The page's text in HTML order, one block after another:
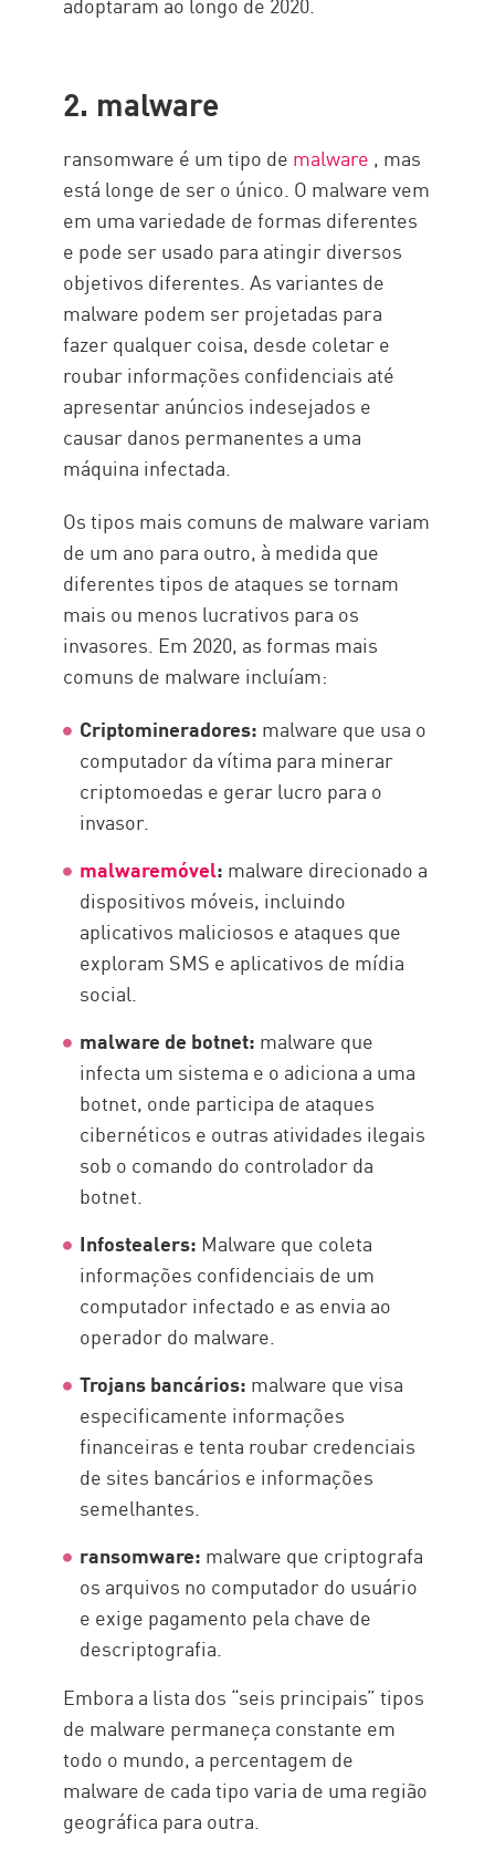
2. malware
ransomware é um tipo de malware , mas
está longe de ser o único. O malware vem
em uma variedade de formas diferentes
e pode ser usado para atingir diversos
objetivos diferentes. As variantes de
malware podem ser projetadas para
fazer qualquer coisa, desde coletar e
roubar informações confidenciais até
apresentar anúncios indesejados e
causar danos permanentes a uma
máquina infectada.
Os tipos mais comuns de malware variam
de um ano para outro, à medida que
diferentes tipos de ataques se tornam
mais ou menos lucrativos para os
invasores. Em 2020, as formas mais
comuns de malware incluíam:
Criptomineradores: malware que usa o
computador da vítima para minerar
criptomoedas e gerar lucro para o
invasor.
malwaremóvel: malware direcionado a
dispositivos móveis, incluindo
aplicativos maliciosos e ataques que
exploram SMS e aplicativos de mídia
social.
malware de botnet: malware que
infecta um sistema e o adiciona a uma
botnet, onde participa de ataques
cibernéticos e outras atividades ilegais
sob o comando do controlador da
botnet.
Infostealers: Malware que coleta
informações confidenciais de um
computador infectado e as envia ao
operador do malware.
Trojans bancários: malware que visa
especificamente informações
financeiras e tenta roubar credenciais
de sites bancários e informações
semelhantes.
ransomware: malware que criptografa
os arquivos no computador do usuário
e exige pagamento pela chave de
descriptografia.
Embora a lista dos “seis principais” tipos
de malware permaneça constante em
todo o mundo, a percentagem de
malware de cada tipo varia de uma região
geográfica para outra.